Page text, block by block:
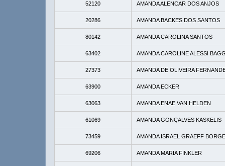
52120 AMANDA ALENCAR DOS ANJOS
20286 AMANDA BACKES DOS SANTOS
80142 AMANDA CAROLINA SANTOS
63402 AMANDA CAROLINE ALESSI
27373 AMANDA DE OLIVEIRA
63900 AMANDA ECKER
63063 AMANDA ENAE VAN HELDEN
61069 AMANDA GONÇALVES KASKELIS
73459 AMANDA ISRAEL GRAEFF
69206 AMANDA MARIA FINKLER